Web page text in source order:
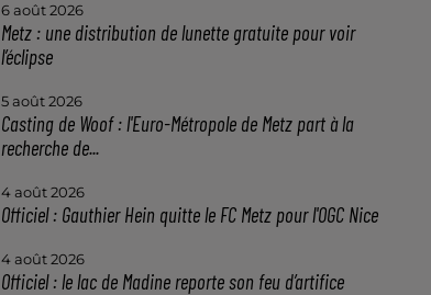
6 août 2026
Metz : une distribution de lunette gratuite pour voir
l’éclipse
5 août 2026
Casting de Woof : l'Euro-Métropole de Metz part à la
recherche de...
4 août 2026
Officiel : Gauthier Hein quitte le FC Metz pour l'OGC Nice
4 août 2026
Officiel : le lac de Madine reporte son feu d’artifice